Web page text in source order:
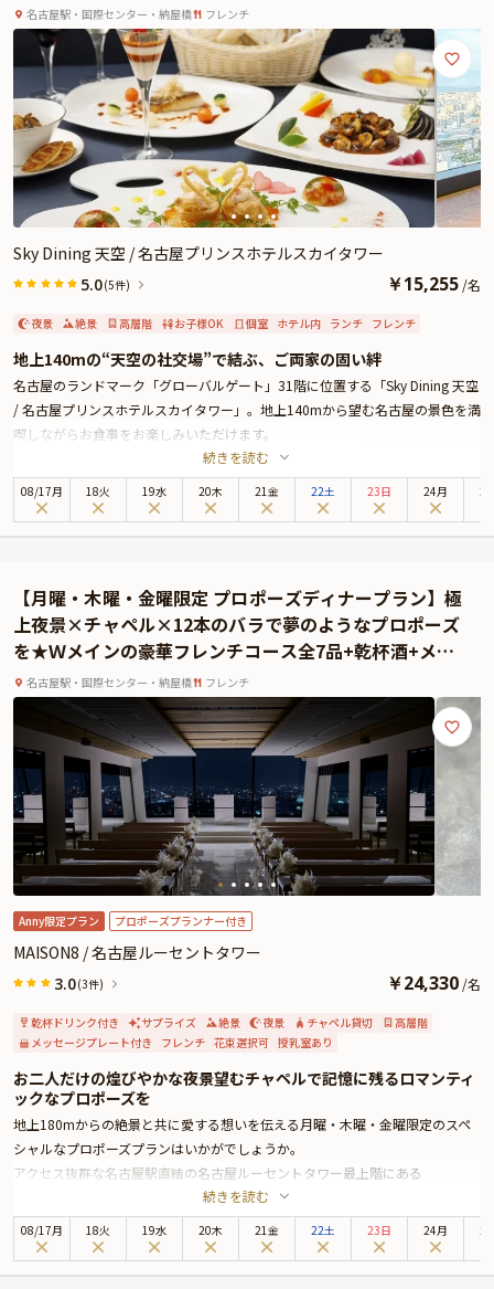
には、メッセージを添えたスクエアケーキをご用意しております。
シェフの自由な発想でアレンジされた、異国情緒漂う逸品は珠玉の味わい。東
地中海の中東料理をモチーフとし、東海4県の食材を使用した、モダンオリエ
ンタル料理を心ゆくまでご堪能ください。特別な思い出としていつまでも輝
く、至福の美食体験をお約束いたします。
★Anny限定★
有料オプションで、Anny限定のギフト、カスタマイズ可能なメッセージカード
などをお付けすることができます。メッセージカードは着席時に、ギフトはデ
ザートタイムにご予約主様にお渡し致しますので、サプライズ演出にお役立て
ください。とっておきのお祝いシーンを心を込めてお手伝いいたします。
名古屋駅・国際センター・納屋橋 フレンチ
Sky Dining 天空 / 名古屋プリンスホテルスカイタワー
5.0(5件) ￥15,255 /名
夜景 絶景 高層階 お子様OK 個室 ホテル内 ランチ フレンチ
地上140mの“天空の社交場”で結ぶ、ご両家の固い絆
名古屋のランドマーク「グローバルゲート」31階に位置する「Sky Dining 天空
/ 名古屋プリンスホテルスカイタワー」。地上140mから望む名古屋の景色を満
喫しながらお食事をお楽しみいただけます。
周囲に気兼ねなくみなさまで和やかなひとときをお過ごしいただけるよう、個
室へのご案内をお約束いたします。
お食事は、魚と肉のメイン料理を含むフレンチコース。目にも華やかなお料理
ストランで、有意義な時間をお楽しみください。
続きを読む
08/17月 18火 19水 20木 21金 22土 23日 24月
【月曜・木曜・金曜限定 プロポーズディナープラン】極
上夜景×チャペル×12本のバラで夢のようなプロポーズ
を★Ｗメインの豪華フレンチコース全7品+乾杯酒+メッ
セージプレート★プロポーズコンシェルジュ付き
名古屋駅・国際センター・納屋橋 フレンチ
Anny限定プラン プロポーズプランナー付き
MAISON8 / 名古屋ルーセントタワー
3.0(3件) ￥24,330 /名
乾杯ドリンク付き サプライズ 絶景 夜景 チャペル貸切
高層階
メッセージプレート付き
フレンチ 花束選択可 授乳室あり
お二人だけの煌びやかな夜景望むチャペルで記憶に残るロマンティ
ックなプロポーズを
地上180mからの絶景と共に愛する想いを伝える月曜・木曜・金曜限定のスペ
シャルなプロポーズプランはいかがでしょうか。
アクセス抜群な名古屋駅直結の名古屋ルーセントタワー最上階にある
「MAISON8」は、高層階からのパノラマ夜景の中、本場パリで修業を積んだシ
ェフが手掛ける伝統的×現代風の本格フレンチをご堪能いただける人気レスト
ランです。
続きを読む
08/17月 18火 19水 20木 21金 22土 23日 24月